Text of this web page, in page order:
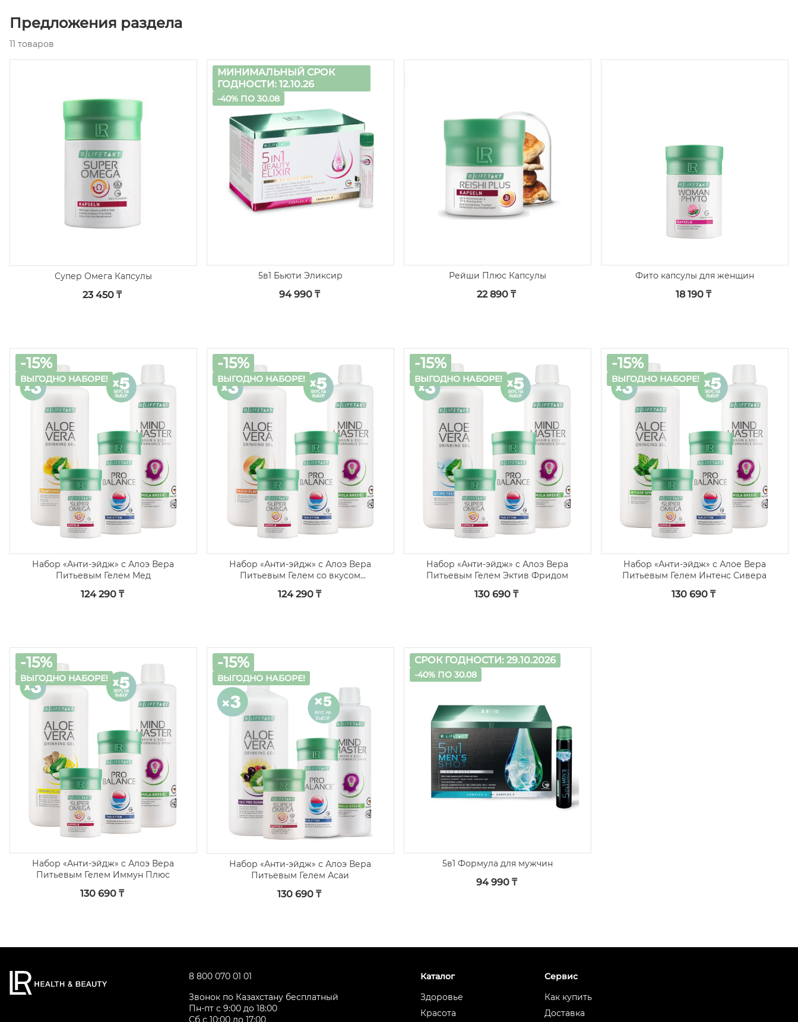
Предложения раздела
11 товаров
Супер Омега Капсулы
23 450 ₸
МИНИМАЛЬНЫЙ СРОК
ГОДНОСТИ: 12.10.26
-40% ПО 30.08
5в1 Бьюти Эликсир
94 990 ₸
Рейши Плюс Капсулы
22 890 ₸
Фито капсулы для женщин
18 190 ₸
-15%
ВЫГОДНО НАБОРЕ!
Набор «Анти-эйдж» с Алоэ Вера
Питьевым Гелем Мед
124 290 ₸
-15%
ВЫГОДНО НАБОРЕ!
Набор «Анти-эйдж» с Алоэ Вера
Питьевым Гелем со вкусом
124 290 ₸
-15%
ВЫГОДНО НАБОРЕ!
Набор «Анти-эйдж» с Алоэ Вера
Питьевым Гелем Эктив Фридом
130 690 ₸
-15%
ВЫГОДНО НАБОРЕ!
Набор «Анти-эйдж» с Алое Вера
Питьевым Гелем Интенс Сивера
130 690 ₸
-15%
ВЫГОДНО НАБОРЕ!
Набор «Анти-эйдж» с Алоэ Вера
Питьевым Гелем Иммун Плюс
130 690 ₸
-15%
ВЫГОДНО НАБОРЕ!
Набор «Анти-эйдж» с Алоэ Вера
Питьевым Гелем Асаи
130 690 ₸
СРОК ГОДНОСТИ: 29.10.2026
-40% ПО 30.08
5в1 Формула для мужчин
94 990 ₸
8 800 070 01 01
Звонок по Казахстану бесплатный
Пн-пт с 9:00 до 18:00
Сб с 10:00 до 17:00
Каталог
Здоровье
Красота
Сервис
Как купить
Доставка